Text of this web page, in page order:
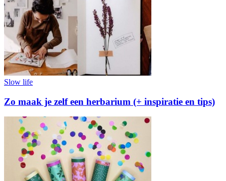
Slow life
Zo maak je zelf een herbarium (+ inspiratie en tips)